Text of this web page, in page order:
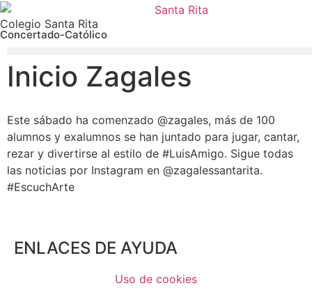
Colegio Santa Rita
Concertado-Católico
Inicio Zagales
Este sábado ha comenzado @zagales, más de 100
alumnos y exalumnos se han juntado para jugar, cantar,
rezar y divertirse al estilo de #LuisAmigo. Sigue todas
las noticias por Instagram en @zagalessantarita.
#EscuchArte
ENLACES DE AYUDA
Uso de cookies